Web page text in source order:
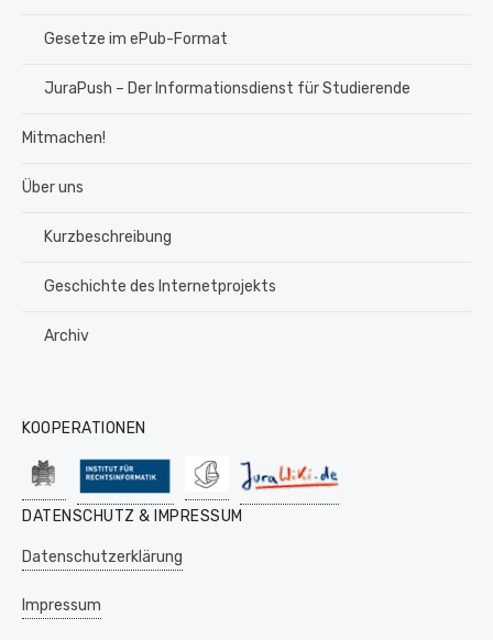
Gesetze im ePub-Format
JuraPush – Der Informationsdienst für Studierende
Mitmachen!
Über uns
Kurzbeschreibung
Geschichte des Internetprojekts
Archiv
KOOPERATIONEN
DATENSCHUTZ & IMPRESSUM
Datenschutzerklärung
Impressum